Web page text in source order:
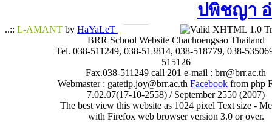
ปพิชญา​ อ่
..:: L-AMANT by HaYaLeT
BRR School Website Chachoengsao Thailand
Tel. 038-511249, 038-513814, 038-518779, 038-
515126
Fax.038-511249 call 201 e-mail : brr@brr.ac.th
Webmaster : gatetip.joy@brr.ac.thFacebook from php
7.02.07(17-10-2558) / September 2550 (2007)
The best view this website as 1024 pixel Text size -
with Firefox web browser version 3.0 or over.